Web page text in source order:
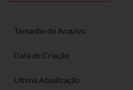
Tamanho do Arquivo
Data de Criação
Ultima Atualização